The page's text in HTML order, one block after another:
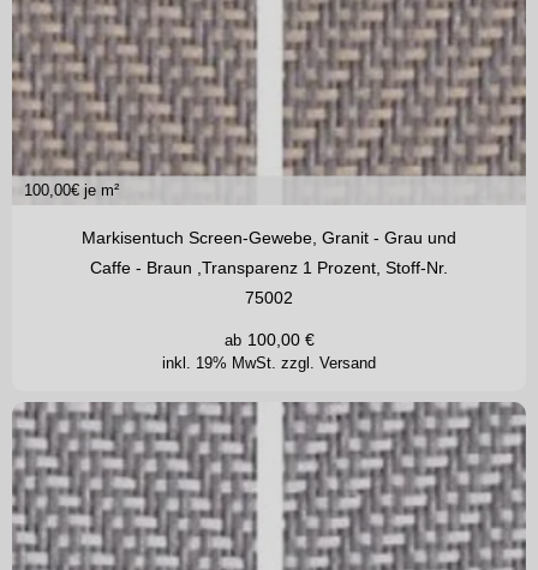
100,00€ je m²
Markisentuch Screen-Gewebe, Granit - Grau und
Caffe - Braun ,Transparenz 1 Prozent, Stoff-Nr.
75002
inkl. 19% MwSt. zzgl. Versand
ab 100,00€